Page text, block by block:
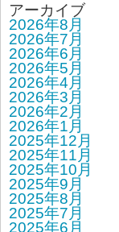
アーカイブ
2026年8月
2026年7月
2026年6月
2026年5月
2026年4月
2026年3月
2026年2月
2026年1月
2025年12月
2025年11月
2025年10月
2025年9月
2025年8月
2025年7月
2025年6月